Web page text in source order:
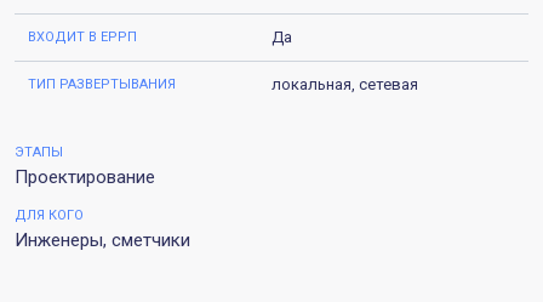
ВХОДИТ В ЕРРП Да
ТИП РАЗВЕРТЫВАНИЯ локальная, сетевая
ЭТАПЫ
Проектирование
ДЛЯ КОГО
Инженеры, сметчики